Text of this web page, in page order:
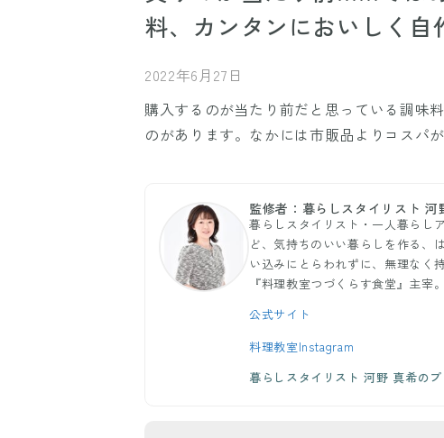
料、カンタンにおいしく自
2022年6月27日
購入するのが当たり前だと思っている調味
のがあります。なかには市販品よりコスパが
監修者：暮らしスタイリスト 河
暮らしスタイリスト・一人暮らし
ど、気持ちのいい暮らしを作る、
い込みにとらわれずに、無理なく
『料理教室つづくらす食堂』主宰。
公式サイト
料理教室Instagram
暮らしスタイリスト 河野 真希の